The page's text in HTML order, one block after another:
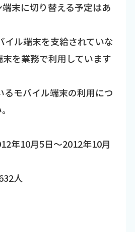
末に切り替える予定はあ
イル端末を支給されていな
を業務で利用しています
るモバイル端末の利用につ
年10月5日～2012年10月
人